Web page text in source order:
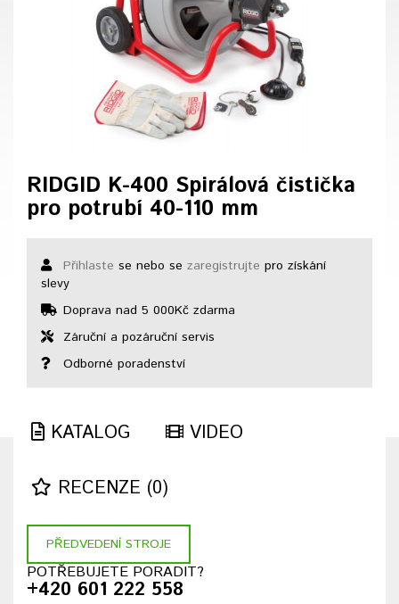
RIDGID K-400 Spirálová čistička
pro potrubí 40-110 mm
Přihlaste se nebo se zaregistrujte pro získání
slevy
Doprava nad 5 000Kč zdarma
Záruční a pozáruční servis
Odborné poradenství
KATALOG VIDEO
RECENZE (0)
PŘEDVEDENÍ STROJE
POTŘEBUJETE PORADIT?
+420 601 222 558